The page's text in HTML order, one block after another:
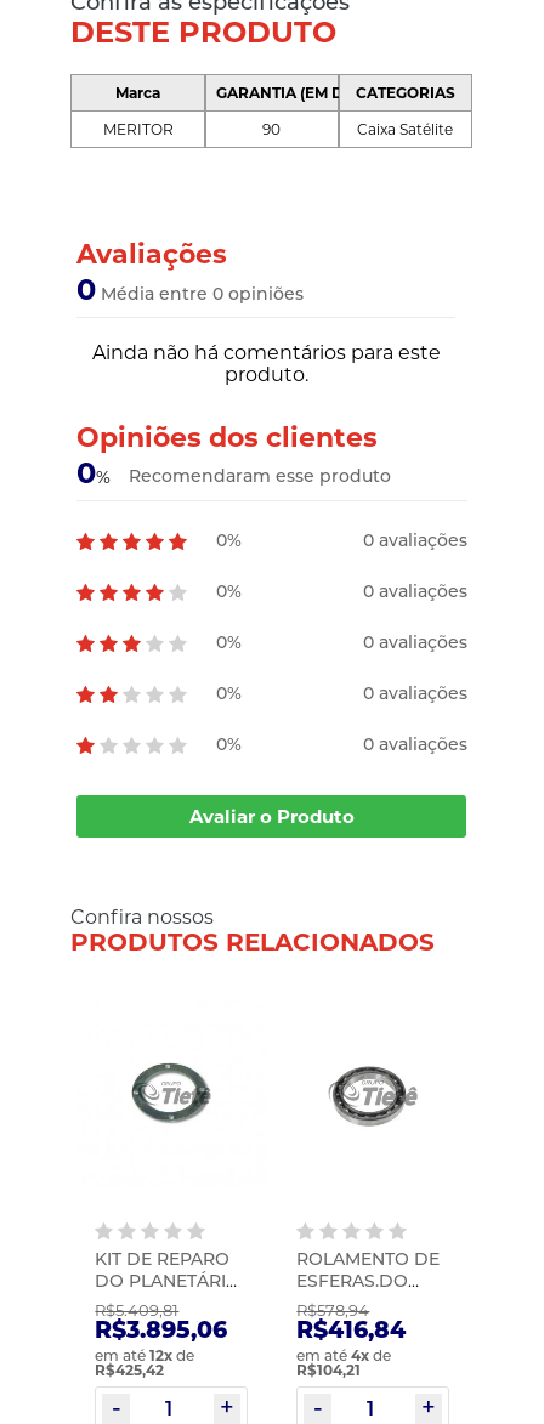
DESTE PRODUTO
Marca
MERITOR
GARANTIA (EM DIAS)
90
CATEGORIAS
Caixa Satélite
Avaliações
0 Média entre 0 opiniões
Ainda não há comentários para este
produto.
Opiniões dos clientes
0% Recomendaram esse produto
0% 0 avaliações
0% 0 avaliações
0% 0 avaliações
0% 0 avaliações
0% 0 avaliações
Avaliar o Produto
Confira nossos
PRODUTOS RELACIONADOS
KIT DE REPARO
DO PLANETÁRIO
| ZF | 0073298003
R$5.409,81
R$3.895,06
em até12x de
R$425,42
ROLAMENTO DE
ESFERAS.DO
SUPORTE
PLANETARIO |
EURORICAMBI |
21526874-5
R$578,94
R$416,84
em até4x de
R$104,21